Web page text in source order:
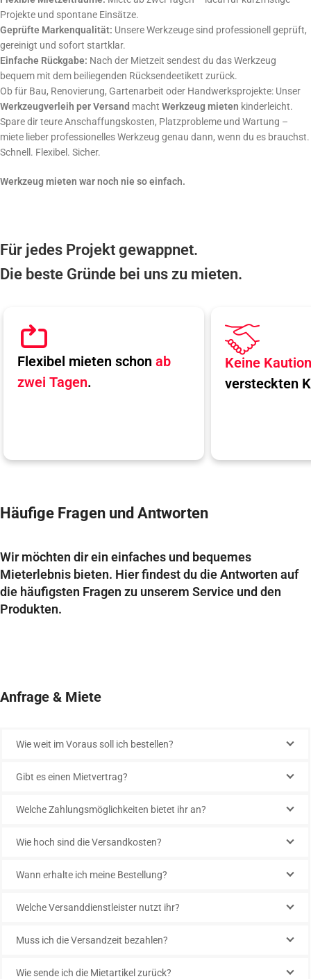
Projekte und spontane Einsätze.
Geprüfte Markenqualität: Unsere Werkzeuge sind professionell geprüft,
gereinigt und sofort startklar.
Einfache Rückgabe: Nach der Mietzeit sendest du das Werkzeug
bequem mit dem beiliegenden Rücksendeetikett zurück.
Ob für Bau, Renovierung, Gartenarbeit oder Handwerksprojekte: Unser
Werkzeugverleih per Versand macht Werkzeug mieten kinderleicht.
Spare dir teure Anschaffungskosten, Platzprobleme und Wartung –
miete lieber professionelles Werkzeug genau dann, wenn du es brauchst.
Schnell. Flexibel. Sicher.
Werkzeug mieten war noch nie so einfach.
Für jedes Projekt gewappnet.
Die beste Gründe bei uns zu mieten.
Flexibel mieten schon ab
zwei Tagen.
Keine Kaution
versteckten
Häufige Fragen und Antworten
Wir möchten dir ein einfaches und bequemes
Mieterlebnis bieten. Hier findest du die Antworten auf
die häufigsten Fragen zu unserem Service und den
Produkten.
Anfrage & Miete
Wie weit im Voraus soll ich bestellen?
Gibt es einen Mietvertrag?
Welche Zahlungsmöglichkeiten bietet ihr an?
Wie hoch sind die Versandkosten?
Wann erhalte ich meine Bestellung?
Welche Versanddienstleister nutzt ihr?
Muss ich die Versandzeit bezahlen?
Wie sende ich die Mietartikel zurück?